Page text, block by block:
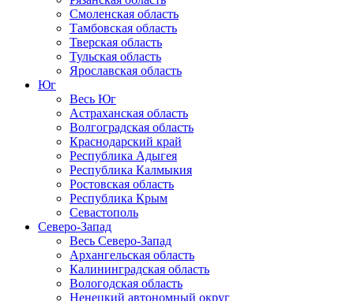
Смоленская область
Тамбовская область
Тверская область
Тульская область
Ярославская область
Юг
Весь Юг
Астраханская область
Волгоградская область
Краснодарский край
Республика Адыгея
Республика Калмыкия
Ростовская область
Республика Крым
Севастополь
Северо-Запад
Весь Северо-Запад
Архангельская область
Калининградская область
Вологодская область
Ненецкий автономный округ